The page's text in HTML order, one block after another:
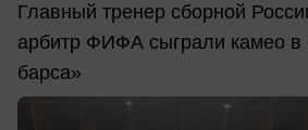
Главный тренер сборной
арбитр ФИФА сыграли камео в
барса»